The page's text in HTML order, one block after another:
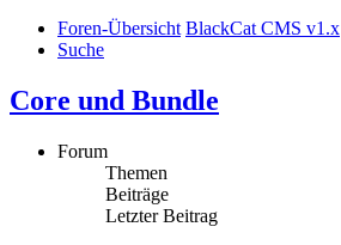
Foren-Übersicht BlackCat CMS v1.x
Suche
Core und Bundle
Forum
Themen
Beiträge
Letzter Beitrag